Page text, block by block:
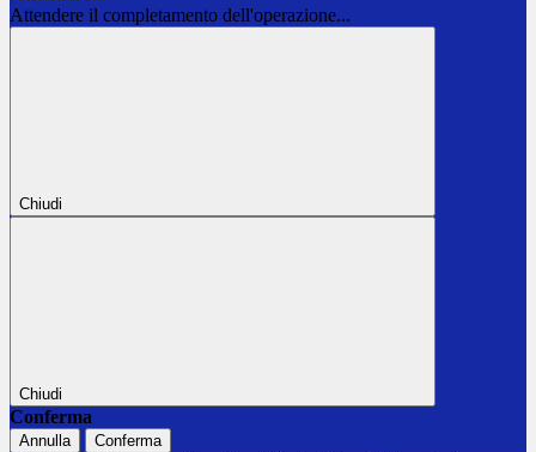
Attendere il completamento dell'operazione...
Chiudi
Chiudi
Conferma
Annulla Conferma